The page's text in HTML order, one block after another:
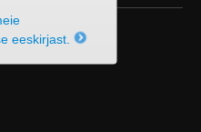
eeskirjast.